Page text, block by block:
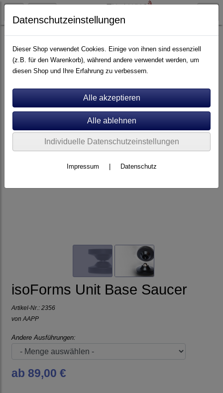
Spikes, Pucks & Co.
isoForms Unit Base Saucer
Artikel-Nr.: 2356
von AAPP
Andere Ausführungen:
ab 89,00 €
Datenschutzeinstellungen
Dieser Shop verwendet Cookies. Einige von ihnen sind essenziell
(z.B. für den Warenkorb), während andere verwendet werden, um
diesen Shop und Ihre Erfahrung zu verbessern.
Individuelle Datenschutzeinstellungen
Impressum Datenschutz